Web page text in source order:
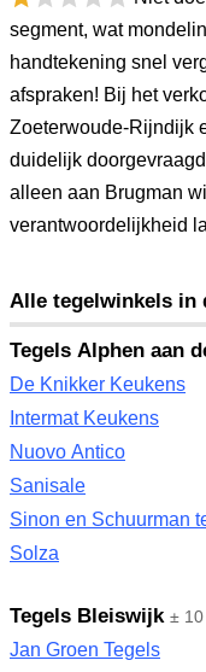
segment, wat
handtekening snel
afspraken! Bij het
Zoeterwoude-Rijndijk
duidelijk
alleen aan Brugman
verantwoordelijkheid
Alle tegelwinkels in
Tegels Alphen aan
De Knikker Keukens
Intermat Keukens
Nuovo Antico
Sanisale
Sinon en Schuurman
Solza
Tegels Bleiswijk ±
Jan Groen Tegels